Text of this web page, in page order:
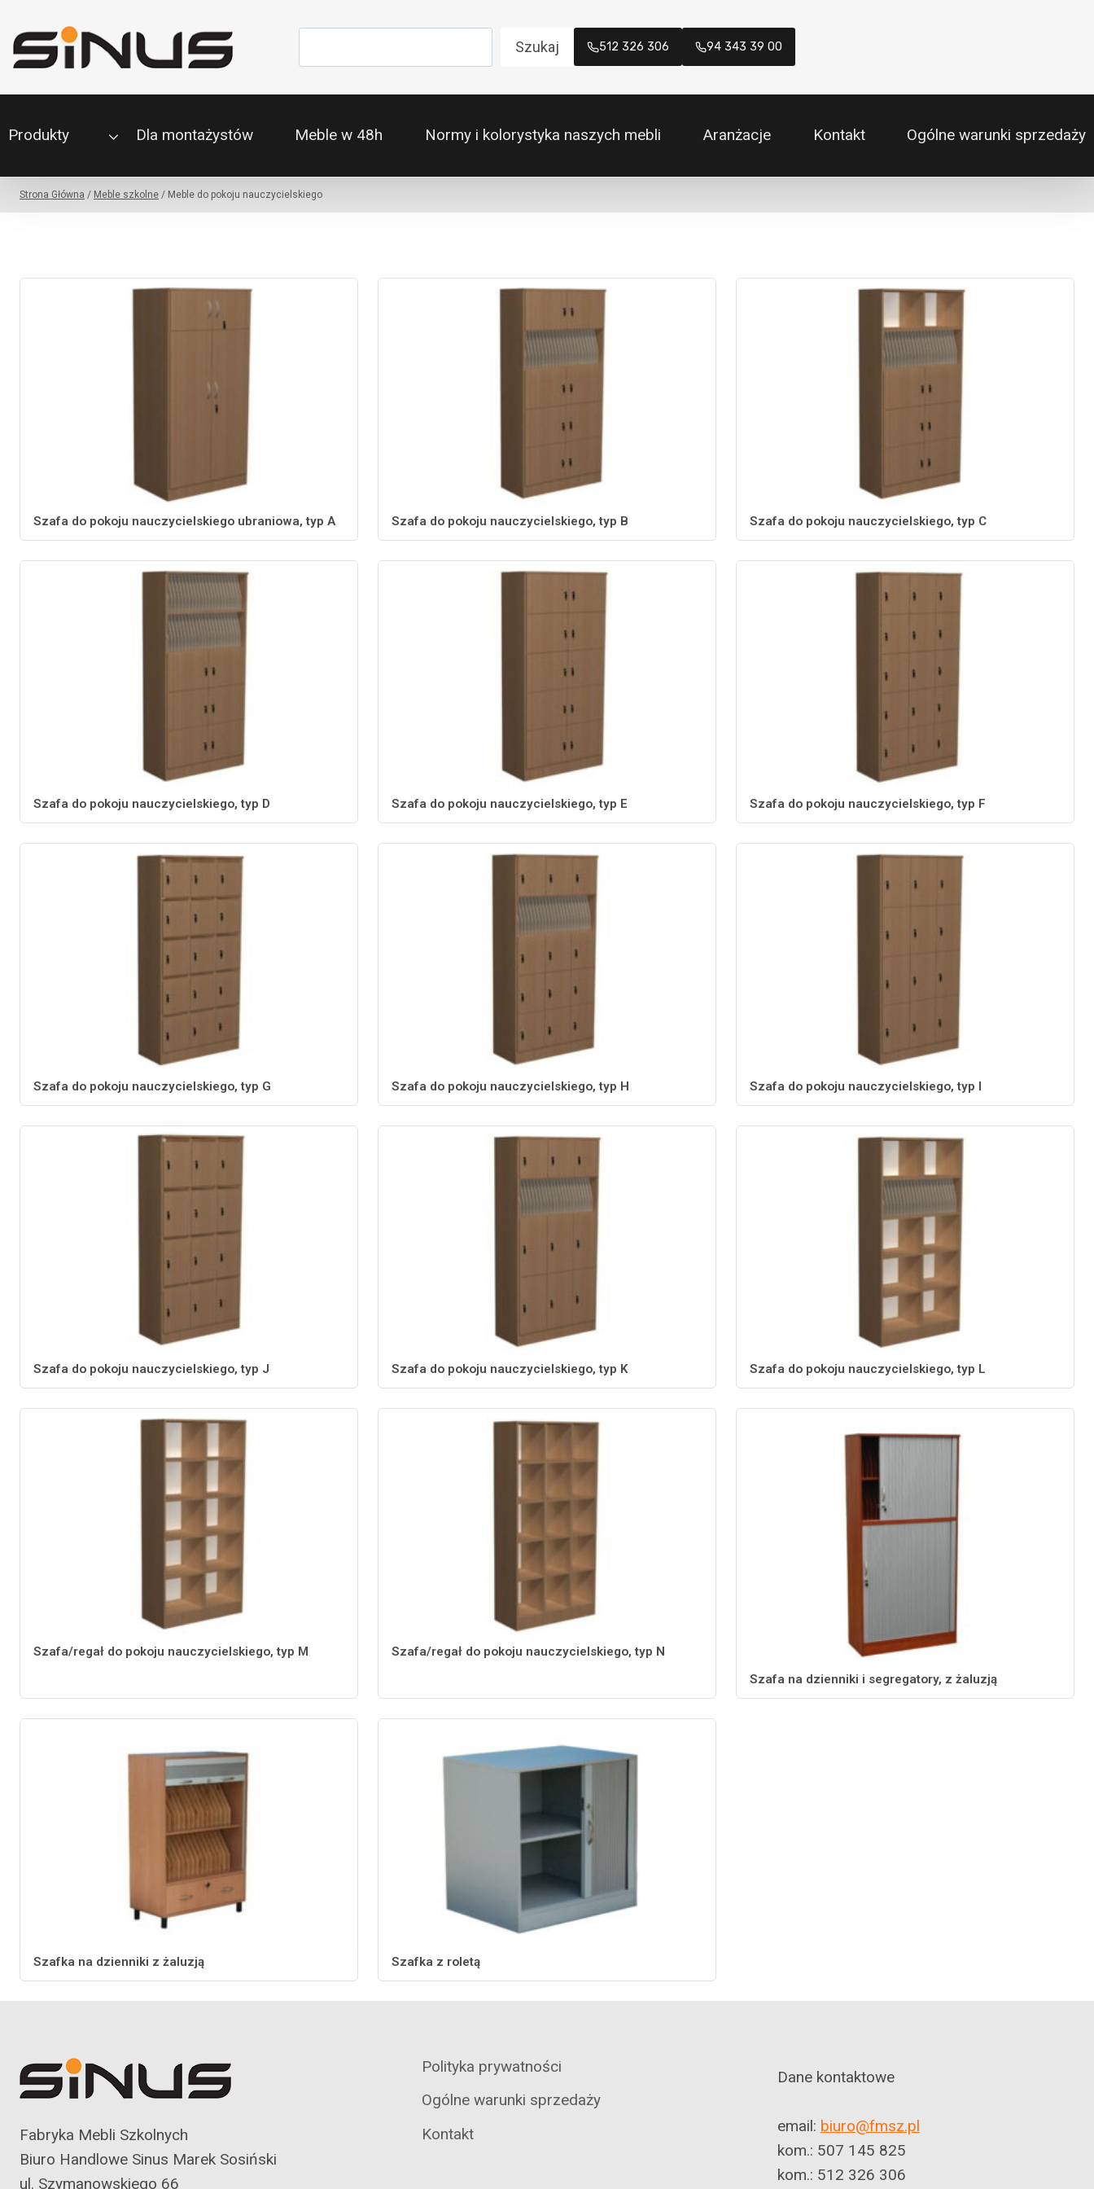
do
treści
Szukaj 512 326 306 94 343 39 00
Produkty Dla montażystów Meble w 48h Normy i kolorystyka naszych mebli Aranżacje Kontakt Ogólne warunki sprzedaży
Strona Główna / Meble szkolne / Meble do pokoju nauczycielskiego
Szafa do pokoju nauczycielskiego ubraniowa, typ A Szafa do pokoju nauczycielskiego, typ B Szafa do pokoju nauczycielskiego, typ C
Szafa do pokoju nauczycielskiego, typ D Szafa do pokoju nauczycielskiego, typ E Szafa do pokoju nauczycielskiego, typ F
Szafa do pokoju nauczycielskiego, typ G Szafa do pokoju nauczycielskiego, typ H Szafa do pokoju nauczycielskiego, typ I
Szafa do pokoju nauczycielskiego, typ J Szafa do pokoju nauczycielskiego, typ K Szafa do pokoju nauczycielskiego, typ L
Szafa/regał do pokoju nauczycielskiego, typ M
Szafa/regał do pokoju nauczycielskiego, typ N
Szafa na dzienniki i segregatory, z żaluzją
Szafka na dzienniki z żaluzją Szafka z roletą
Fabryka Mebli Szkolnych
Biuro Handlowe Sinus Marek Sosiński
ul. Szymanowskiego 66
Polityka prywatności
Ogólne warunki sprzedaży
Kontakt
Dane kontaktowe
email: biuro@fmsz.pl
kom.: 507 145 825
kom.: 512 326 306